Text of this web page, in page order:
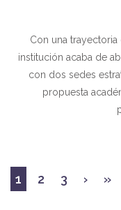
Con una
institución acaba de
con dos sedes
propuesta
1 2 3 › »